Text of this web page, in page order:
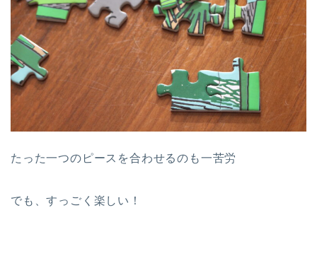
たった一つのピースを合わせるのも一苦労
でも、すっごく楽しい！